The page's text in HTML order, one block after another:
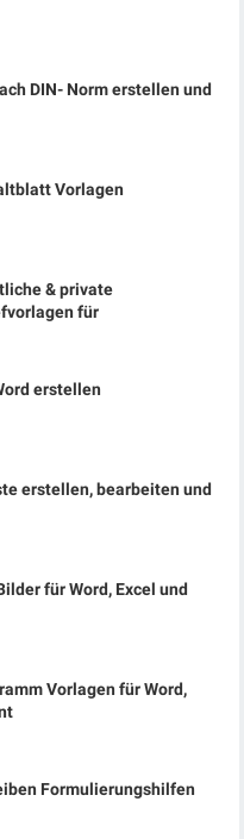
DIN- Norm erstellen und
Vorlagen
& private
für
erstellen
erstellen, bearbeiten und
für Word, Excel und
Vorlagen für Word,
Formulierungshilfen